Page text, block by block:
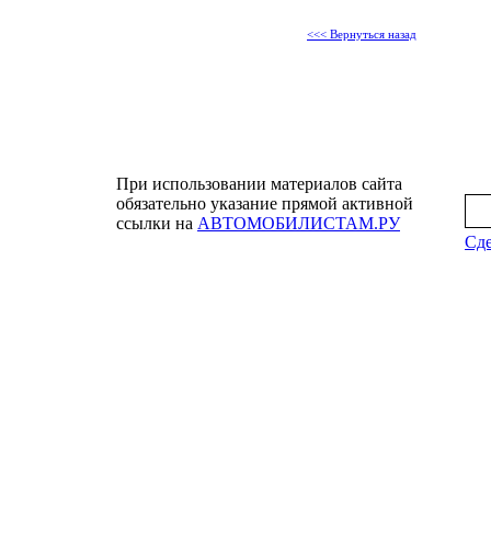
<<< Вернуться назад
При использовании материалов сайта
обязательно указание прямой активной
ссылки на АВТОМОБИЛИСТАМ.РУ